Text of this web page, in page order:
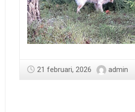
21 februari, 2026 admin